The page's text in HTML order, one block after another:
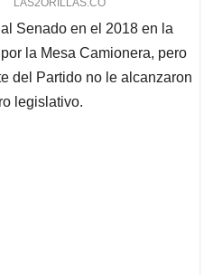
Senado en el 2018 en la
la Mesa Camionera, pero
del Partido no le alcanzaron
legislativo.